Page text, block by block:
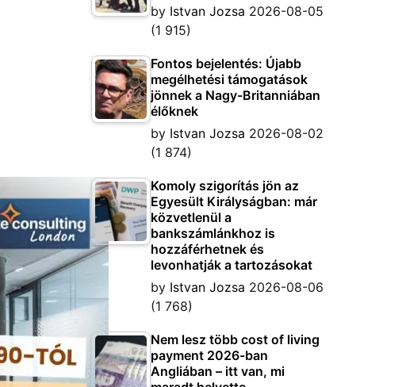
by Istvan Jozsa 2026-08-05
(1 915)
Fontos bejelentés: Újabb
megélhetési támogatások
jönnek a Nagy-Britanniában
élőknek
by Istvan Jozsa 2026-08-02
(1 874)
Komoly szigorítás jön az
Egyesült Királyságban: már
közvetlenül a
bankszámlánkhoz is
hozzáférhetnek és
levonhatják a tartozásokat
by Istvan Jozsa 2026-08-06
(1 768)
Nem lesz több cost of living
payment 2026-ban
Angliában – itt van, mi